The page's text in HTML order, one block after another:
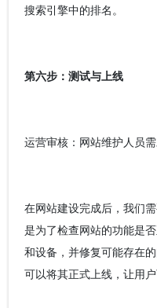
搜索引擎中的排名。
第六步：测试与上线
运营审核：网站维护人员
在网站建设完成后，我们
是为了检查网站的功能是
和设备，并修复可能存在
可以将其正式上线，让用户